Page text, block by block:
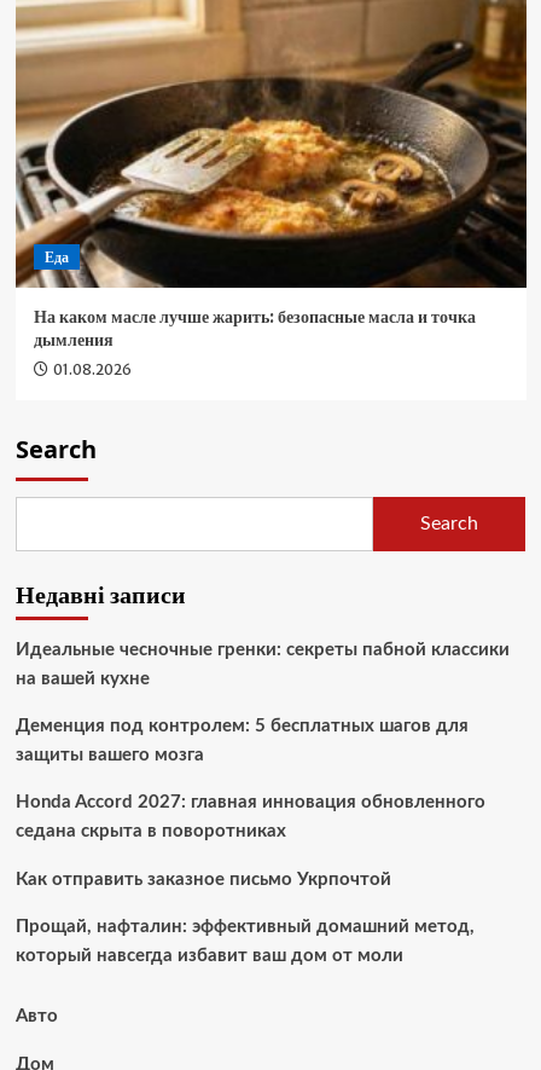
Еда
На каком масле лучше жарить: безопасные масла и точка
дымления
01.08.2026
Search
Search
Недавні записи
Идеальные чесночные гренки: секреты пабной классики
на вашей кухне
Деменция под контролем: 5 бесплатных шагов для
защиты вашего мозга
Honda Accord 2027: главная инновация обновленного
седана скрыта в поворотниках
Как отправить заказное письмо Укрпочтой
Прощай, нафталин: эффективный домашний метод,
который навсегда избавит ваш дом от моли
Авто
Дом